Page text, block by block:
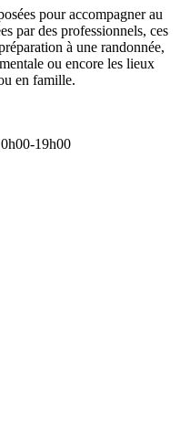
pour accompagner au
par des professionnels, ces
à une randonnée,
ou encore les lieux
en famille.
19h00